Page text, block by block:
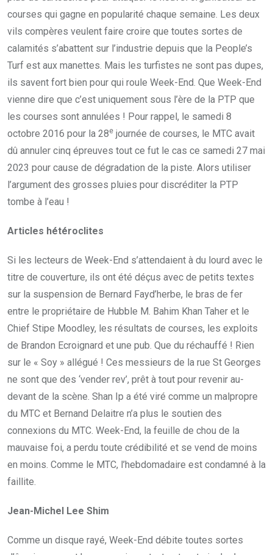
courses qui gagne en popularité chaque semaine. Les deux
vils compères veulent faire croire que toutes sortes de
calamités s’abattent sur l’industrie depuis que la People’s
Turf est aux manettes. Mais les turfistes ne sont pas dupes,
ils savent fort bien pour qui roule Week-End. Que Week-End
vienne dire que c’est uniquement sous l’ère de la PTP que
les courses sont annulées ! Pour rappel, le samedi 8
octobre 2016 pour la 28e journée de courses, le MTC avait
dû annuler cinq épreuves tout ce fut le cas ce samedi 27 mai
2023 pour cause de dégradation de la piste. Alors utiliser
l’argument des grosses pluies pour discréditer la PTP
tombe à l’eau !
Articles hétéroclites
Si les lecteurs de Week-End s’attendaient à du lourd avec le
titre de couverture, ils ont été déçus avec de petits textes
sur la suspension de Bernard Fayd’herbe, le bras de fer
entre le propriétaire de Hubble M. Bahim Khan Taher et le
Chief Stipe Moodley, les résultats de courses, les exploits
de Brandon Ecroignard et une pub. Que du réchauffé ! Rien
sur le « Soy » allégué ! Ces messieurs de la rue St Georges
ne sont que des ‘vender rev’, prêt à tout pour revenir au-
devant de la scène. Shan Ip a été viré comme un malpropre
du MTC et Bernand Delaitre n’a plus le soutien des
connexions du MTC. Week-End, la feuille de chou de la
mauvaise foi, a perdu toute crédibilité et se vend de moins
en moins. Comme le MTC, l’hebdomadaire est condamné à la
faillite.
Jean-Michel Lee Shim
Comme un disque rayé, Week-End débite toutes sortes